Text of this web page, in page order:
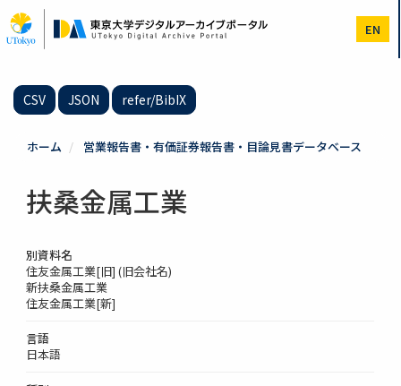
イ
ン
EN
CSV JSON refer/BibIX
ホーム 営業報告書・有価証券報告書・目論見書データベース
扶桑金属工業
別資料名
住友金属工業[旧] (旧会社名)
新扶桑金属工業
住友金属工業[新]
言語
日本語